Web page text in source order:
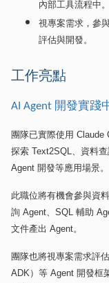
內部工具流程中。
視專案需求，參
評估與開發。
工作亮點
AI Agent 開發實踐
團隊已實際使用 Claude
探索 Text2SQL 、資料
Agent 開發等應用場景。
此職位將有機會參與資
詢 Agent SQL 輔助
文件產出 Agent。
團隊也將視專案需求評
ADK ）等 Agent 開發框